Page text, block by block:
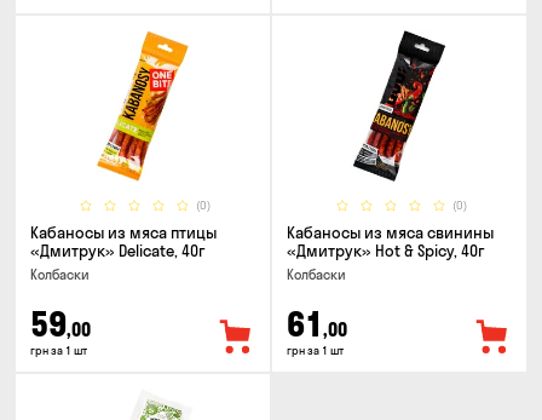
(0)
Кабаносы из мяса птицы
«Дмитрук» Delicate, 40г
Колбаски
59,00
грн за 1 шт
(0)
Кабаносы из мяса свинины
«Дмитрук» Hot & Spicy, 40г
Колбаски
61 ,00
грн за 1 шт